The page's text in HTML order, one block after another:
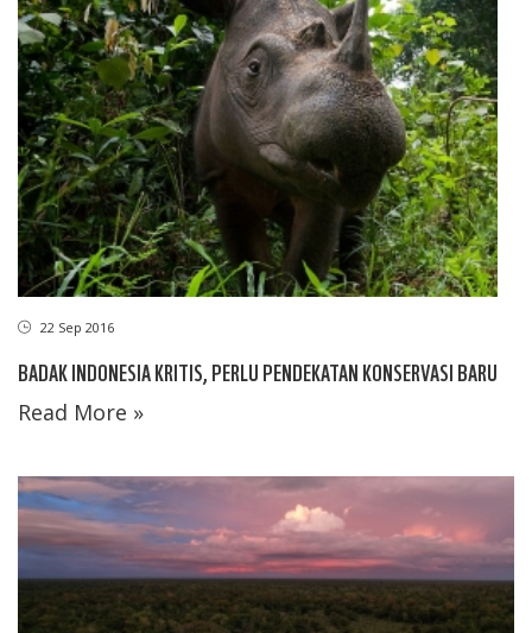
22 Sep 2016
BADAK INDONESIA KRITIS, PERLU PENDEKATAN KONSERVASI BARU
Read More »